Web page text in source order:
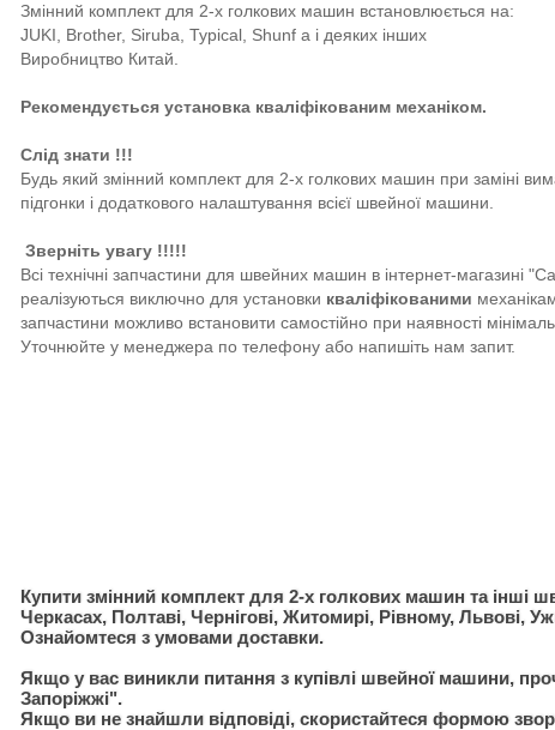
Змінний комплект для 2-х голкових машин встановлюється на:
JUKI, Brother, Siruba, Typical, Shunf a і деяких інших
Виробництво Китай.
Рекомендується установка кваліфікованим механіком.
Слід знати !!!
Будь який змінний комплект для 2-х голкових машин при заміні
підгонки і додаткового налаштування всієї швейної машини.
Зверніть увагу !!!!!
Всі технічні запчастини для швейних машин в інтернет-магазині
реалізуються виключно для установки кваліфікованими
запчастини можливо встановити самостійно при наявності
Уточнюйте у менеджера по телефону або напишіть нам запит.
Купити змінний комплект для 2-х голкових машин та інші
Черкасах, Полтаві, Чернігові, Житомирі, Рівному, Львові,
Ознайомтеся з умовами доставки.
Якщо у вас виникли питання з купівлі швейної машини,
Запоріжжі".
Якщо ви не знайшли відповіді, скористайтеся формою